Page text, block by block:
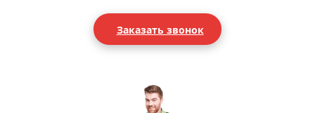
Заказать звонок